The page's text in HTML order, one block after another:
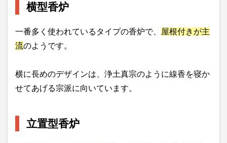
横型香炉
一番多く使われているタイプの香炉で、
屋根付きが主
流のようです。
横に長めのデザインは、浄土真宗のように線香を寝か
せてあげる宗派に向いています。
立置型香炉